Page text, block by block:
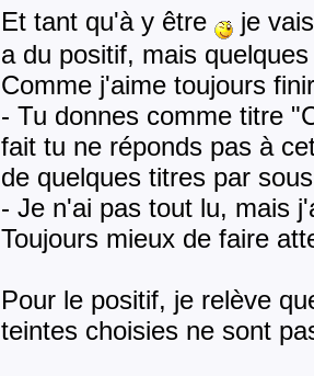
Et tant qu'à y être
je
a du positif, mais
Comme j'aime toujours
- Tu donnes comme titre
fait tu ne réponds pas à
de quelques titres par
- Je n'ai pas tout lu, mais
Toujours mieux de faire
Pour le positif, je relève
teintes choisies ne sont